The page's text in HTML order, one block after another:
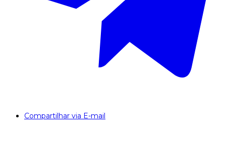
Compartilhar via E-mail